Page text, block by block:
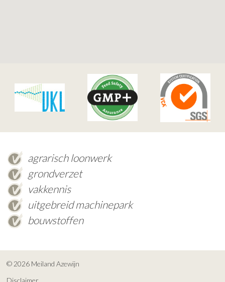
agrarisch loonwerk
grondverzet
vakkennis
uitgebreid machinepark
bouwstoffen
© 2026 Meiland Azewijn
Disclaimer